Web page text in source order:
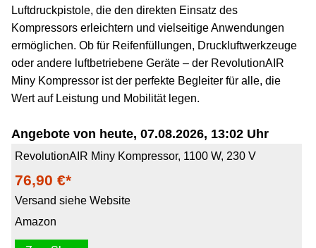
Luftdruckpistole, die den direkten Einsatz des
Kompressors erleichtern und vielseitige Anwendungen
ermöglichen. Ob für Reifenfüllungen, Druckluftwerkzeuge
oder andere luftbetriebene Geräte – der RevolutionAIR
Miny Kompressor ist der perfekte Begleiter für alle, die
Wert auf Leistung und Mobilität legen.
Angebote von heute, 07.08.2026, 13:02 Uhr
RevolutionAIR Miny Kompressor, 1100 W, 230 V
76,90 €*
Versand siehe Website
Amazon